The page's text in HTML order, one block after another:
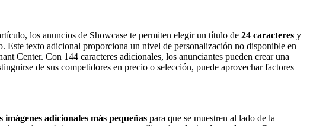
los anuncios de Showcase te permiten elegir un título de 24 caracteres y
Este texto adicional proporciona un nivel de personalización no disponible en
Center. Con 144 caracteres adicionales, los anunciantes pueden crear una
de sus competidores en precio o selección, puede aprovechar factores
imágenes adicionales más pequeñas para que se muestren al lado de la